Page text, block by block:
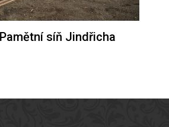
síň Jindřicha